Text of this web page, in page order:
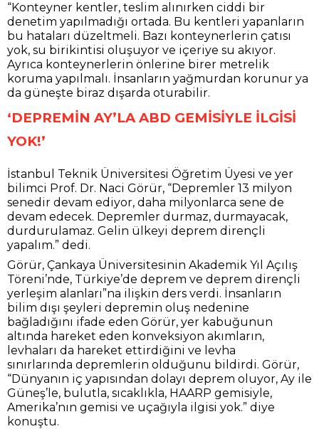
“Konteyner kentler, teslim alınırken ciddi bir
denetim yapılmadığı ortada. Bu kentleri yapanların
bu hataları düzeltmeli. Bazı konteynerlerin çatısı
yok, su birikintisi oluşuyor ve içeriye su akıyor.
Ayrıca konteynerlerin önlerine birer metrelik
koruma yapılmalı. İnsanların yağmurdan korunur ya
da güneşte biraz dışarda oturabilir.
‘DEPREMİN AY’LA ABD GEMİSİYLE İLGİSİ
YOK!’
İstanbul Teknik Üniversitesi Öğretim Üyesi ve yer
bilimci Prof. Dr. Naci Görür, “Depremler 13 milyon
senedir devam ediyor, daha milyonlarca sene de
devam edecek. Depremler durmaz, durmayacak,
durdurulamaz. Gelin ülkeyi deprem dirençli
yapalım.” dedi.
Görür, Çankaya Üniversitesinin Akademik Yıl Açılış
Töreni’nde, Türkiye’de deprem ve deprem dirençli
yerleşim alanları”na ilişkin ders verdi. İnsanların
bilim dışı şeyleri depremin oluş nedenine
bağladığını ifade eden Görür, yer kabuğunun
altında hareket eden konveksiyon akımların,
levhaları da hareket ettirdiğini ve levha
sınırlarında depremlerin olduğunu bildirdi. Görür,
“Dünyanın iç yapısından dolayı deprem oluyor, Ay ile
Güneş’le, bulutla, sıcaklıkla, HAARP gemisiyle,
Amerika’nın gemisi ve uçağıyla ilgisi yok.” diye
konuştu.